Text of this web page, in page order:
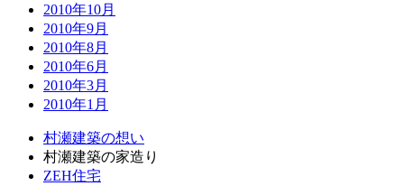
2010年10月
2010年9月
2010年8月
2010年6月
2010年3月
2010年1月
村瀬建築の想い
村瀬建築の家造り
ZEH住宅